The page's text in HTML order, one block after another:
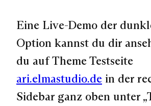
Eine Live-Demo der
Option kannst du dir
du auf Theme Testseite
ari.elmastudio.de in der
Sidebar ganz oben unter